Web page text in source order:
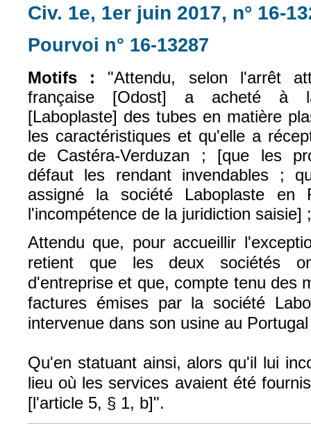
Civ. 1e, 1er juin 2017, n° 16-
Pourvoi n° 16-13287
Motifs : "Attendu, selon l'arrêt
française [Odost] a acheté à
[Laboplaste] des tubes en matière
les caractéristiques et qu'elle a
de Castéra-Verduzan ; [que les
défaut les rendant invendables ;
assigné la société Laboplaste en
l'incompétence de la juridiction saisie] ;
Attendu que, pour accueillir
retient que les deux sociétés
d'entreprise et que, compte tenu des
factures émises par la société
intervenue dans son usine au
Qu'en statuant ainsi, alors qu'il lui
lieu où les services avaient été
[l'article 5, § 1, b]".